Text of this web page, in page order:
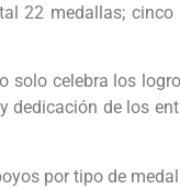
22 medallas;
solo celebra los
de los
por tipo de